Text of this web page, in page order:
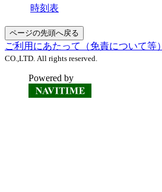
時刻表
ページの先頭へ戻る
ご利用にあたって（免責について等）
CO.,LTD. All rights reserved.
Powered by